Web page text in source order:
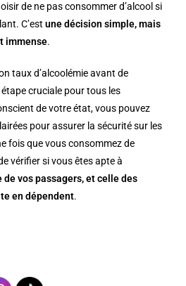
de ne pas consommer d’alcool si
C’estune décision simple, mais
immense.
taux d’alcoolémie avant de
cruciale pour tous les
de votre état, vous pouvez
pour assurer la sécurité sur les
fois que vous consommez de
vérifier si vous êtes apte à
de vos passagers, et celle des
en dépendent.